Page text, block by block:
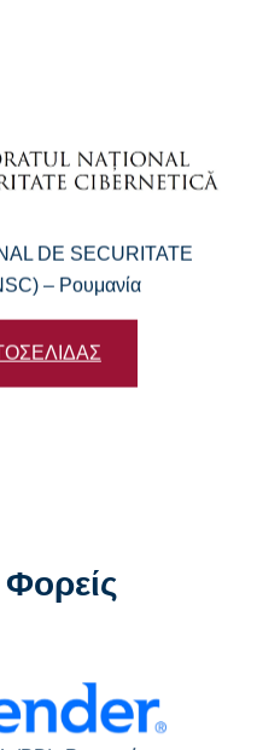
DE SECURITATE
– Ρουμανία
Φορείς